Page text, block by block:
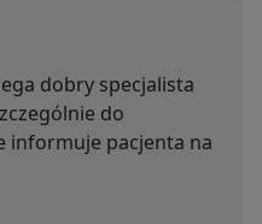
dobry specjalista
do
informuje pacjenta na